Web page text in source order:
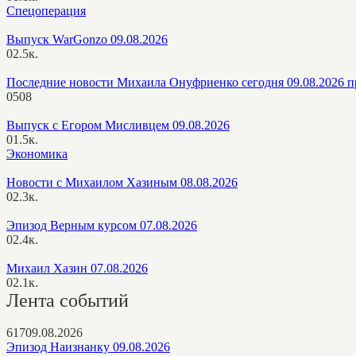
Спецоперация
Выпуск WarGonzo 09.08.2026
02.5к.
Последние новости Михаила Онуфриенко сегодня 09.08.2026
0508
Выпуск с Егором Мисливцем 09.08.2026
01.5к.
Экономика
Новости с Михаилом Хазиным 08.08.2026
02.3к.
Эпизод Верным курсом 07.08.2026
02.4к.
Михаил Хазин 07.08.2026
02.1к.
Лента событий
61709.08.2026
Эпизод Наизнанку 09.08.2026